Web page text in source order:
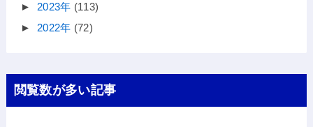
► 2023年 (113)
► 2022年 (72)
閲覧数が多い記事